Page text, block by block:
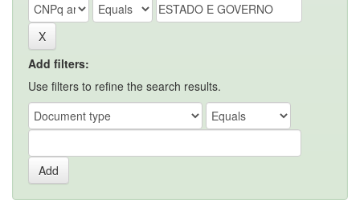
Add filters:
Use filters to refine the search results.